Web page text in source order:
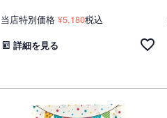
当店特別価格 ¥5,180税込
詳細を見る